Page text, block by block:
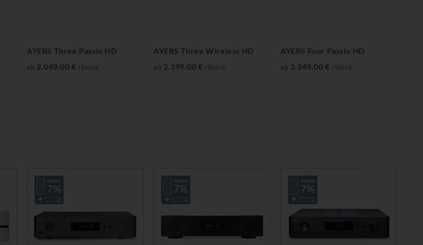
AYERS Three Passiv HD
ab 2.049,00 € /Stück
AYERS Three Wireless HD
ab 2.399,00 € /Stück
AYERS Four Passiv HD
ab 2.349,00 € /Stück